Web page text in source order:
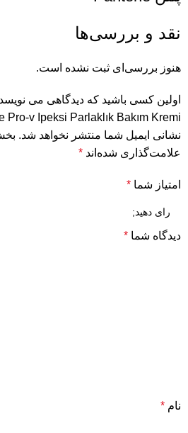
نقد و بررسی‌ها
هنوز بررسی‌ای ثبت نشده است.
اولین کسی باشید که دیدگاهی می
Pro-v Ipeksi Parlaklık Bakım Kremi”
نشانی ایمیل شما منتشر نخواهد شد.
علامت‌گذاری شده‌اند *
امتیاز شما *
دیدگاه شما *
نام *